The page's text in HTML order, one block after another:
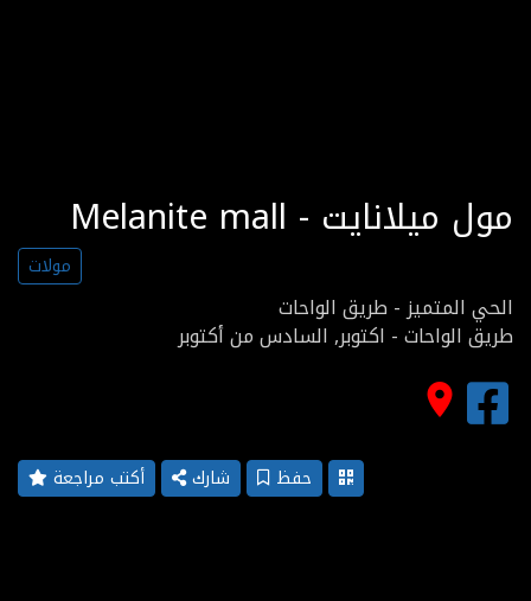
Melanite mall - مول ميلانايت
مولات
الحي المتميز - طريق الواحات
طريق الواحات - اكتوبر, السادس من أكتوبر
place
أكتب مراجعة شارك حفظ